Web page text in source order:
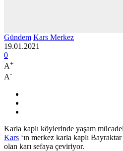
Gündem Kars Merkez
19.01.2021
0
A+
A-
Karla kaplı köylerinde yaşam
Kars ‘ın merkez karla kaplı
olan karı sefaya çeviriyor.